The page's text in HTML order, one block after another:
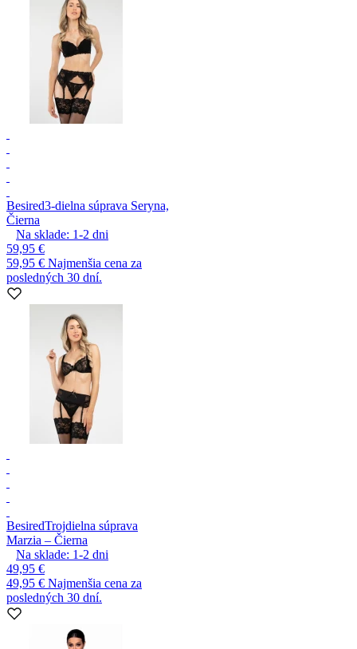
Besired3-dielna súprava Seryna,
Čierna
Na sklade: 1-2 dni
59,95 €
59,95 € Najmenšia cena za
posledných 30 dní.
BesiredTrojdielna súprava
Marzia – Čierna
Na sklade: 1-2 dni
49,95 €
49,95 € Najmenšia cena za
posledných 30 dní.